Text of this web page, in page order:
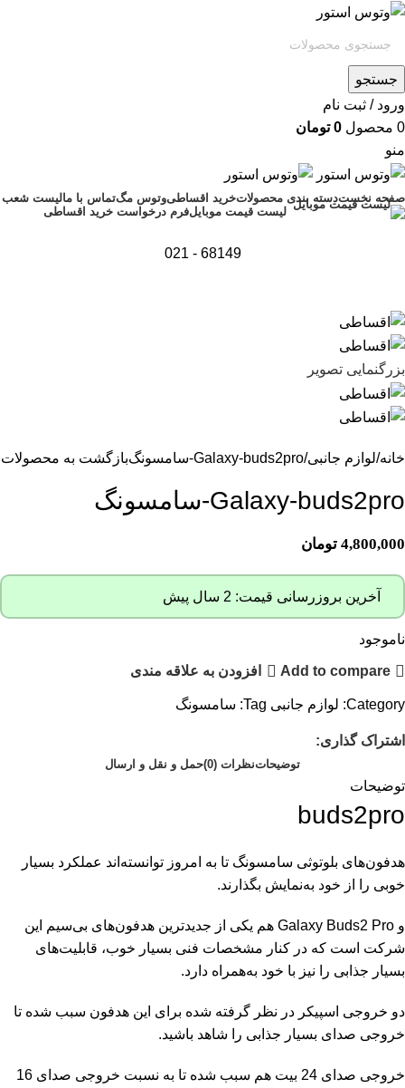
جستجو
ورود / ثبت نام
0 محصول 0 تومان
منو
صفحه نخستدسته بندی محصولاتخرید اقساطیوتوس مگتماس با مالیست شعب
لیست قیمت موبایلفرم درخواست خرید اقساطی
68149 - 021
بزرگنمایی تصویر
خانه لوازم جانبی Galaxy-buds2pro-سامسونگ بازگشت به محصولات
Galaxy-buds2pro-سامسونگ
4,800,000 تومان
آخرین بروزرسانی قیمت: 2 سال پیش
ناموجود
Add to compare افزودن به علاقه مندی
Category: لوازم جانبی Tag: سامسونگ
اشتراک گذاری:
توضیحاتنظرات (0) حمل و نقل و ارسال
توضیحات
buds2pro
هدفون‌های بلوتوثی سامسونگ تا به امروز توانسته‌اند عملکرد بسیار
خوبی را از خود به‌نمایش بگذارند.
و Galaxy Buds2 Pro هم یکی از جدید‌ترین هدفون‌های بی‌سیم این
شرکت است که در کنار مشخصات فنی بسیار خوب، قابلیت‌های
بسیار جذابی را نیز با خود به‌همراه دارد.
دو خروجی اسپیکر در نظر گرفته شده برای این هدفون سبب شده تا
خروجی صدای بسیار جذابی را شاهد باشید.
خروجی صدای 24 بیت هم سبب شده تا به نسبت خروجی‌ صدای 16